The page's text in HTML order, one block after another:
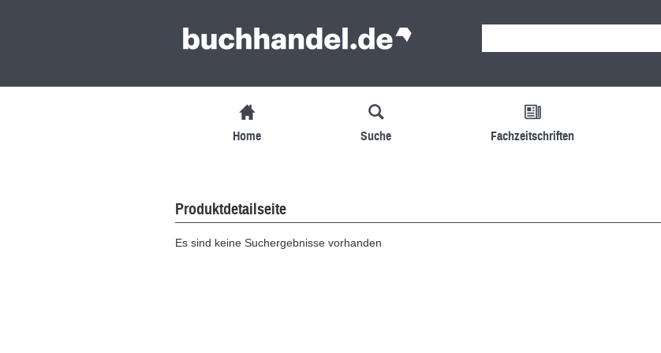
Home Suche Fachzeitschriften
Produktdetailseite
Es sind keine Suchergebnisse vorhanden